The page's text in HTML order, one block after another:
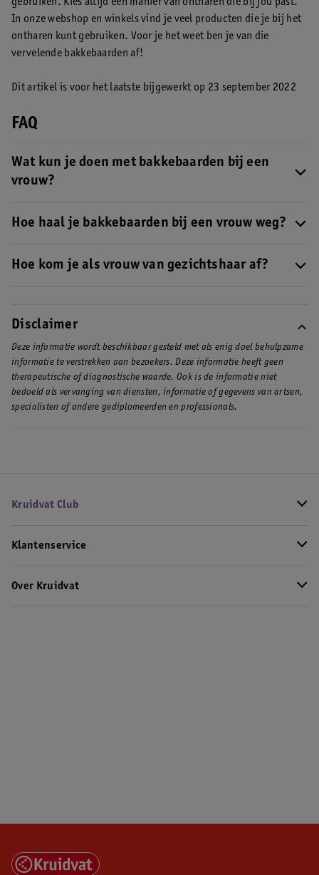
In onze webshop en winkels vind je veel producten die je bij het
ontharen kunt gebruiken. Voor je het weet ben je van die
vervelende bakkebaarden af!
Dit artikel is voor het laatste bijgewerkt op 23 september 2022
FAQ
Wat kun je doen met bakkebaarden bij een
vrouw?
ze verwijderen. Hiervoor zijn verschillende
Hoe haal je bakkebaarden bij een vrouw weg?
verschillende methoden voor: scheren, knippen, harsen, waxen
Hoe kom je als vrouw van gezichtshaar af?
Maar als je meer haartjes in je gezicht hebt, is epileren, waxen of
scheren efficiënter.
Disclaimer
Deze informatie wordt beschikbaar gesteld met als enig doel behulpzame
informatie te verstrekken aan bezoekers. Deze informatie heeft geen
therapeutische of diagnostische waarde. Ook is de informatie niet
bedoeld als vervanging van diensten, informatie of gegevens van artsen,
specialisten of andere gediplomeerden en professionals.
Kruidvat Club
Klantenservice
Over Kruidvat